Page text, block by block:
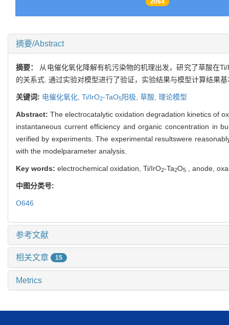
2064
摘要/Abstract
摘要： 从电催化氧化降解有机污染物的机理出发，研究了草酸在
的关系式. 通过实验对模型进行了验证，实验结果与模型计算结果
关键词: 电催化氧化, Ti/IrO2-TaO5阳极, 草酸, 理论模型
Abstract: The electrocatalytic oxidation degradation kinetics of
instantaneous current efficiency and organic concentration in
verified by experiments. The experimental resultswere
with the modelparameter analysis.
Key words: electrochemical oxidation, Ti/IrO2-Ta2O5 , anode,
中图分类号:
O646
参考文献
相关文章 15
Metrics